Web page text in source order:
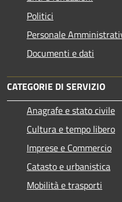
Politici
Personale
Documenti e dati
CATEGORIE DI SERVIZIO
Anagrafe e stato civile
Cultura e tempo libero
Imprese e Commercio
Catasto e urbanistica
Mobilità e trasporti